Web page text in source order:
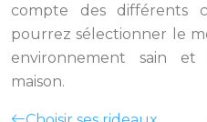
compte des différents
pourrez sélectionner le
environnement sain
maison.